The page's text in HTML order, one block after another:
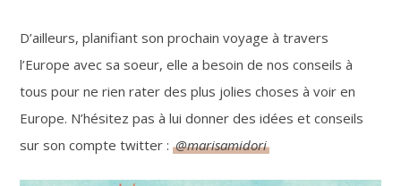
D’ailleurs, planifiant son prochain voyage à travers
l’Europe avec sa soeur, elle a besoin de nos conseils à
tous pour ne rien rater des plus jolies choses à voir en
Europe. N’hésitez pas à lui donner des idées et conseils
sur son compte twitter :@marisamidori